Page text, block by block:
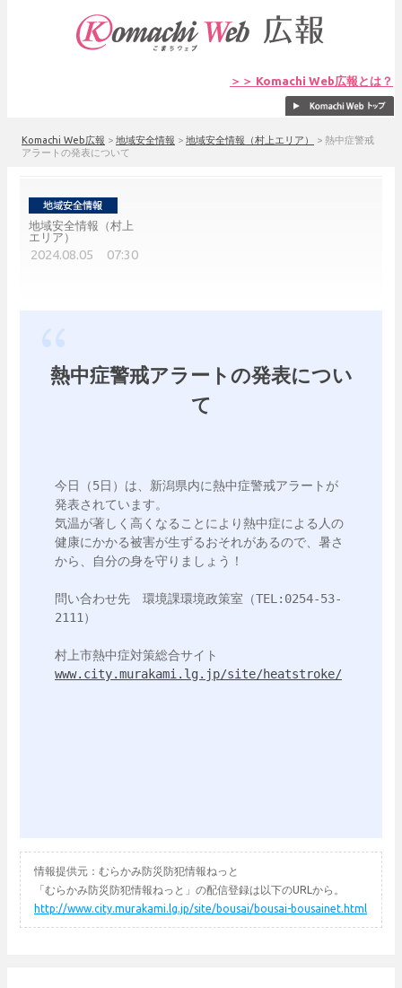
＞＞ Komachi Web広報とは？
Komachi Web広報 > 地域安全情報 > 地域安全情報（村上エリア） > 熱中症警戒
アラートの発表について
地域安全情報（村上
エリア）
2024.08.05 07:30
熱中症警戒アラートの発表につい
て
今日（5日）は、新潟県内に熱中症警戒アラートが
発表されています。
気温が著しく高くなることにより熱中症による人の
健康にかかる被害が生ずるおそれがあるので、暑さ
から、自分の身を守りましょう！
問い合わせ先　環境課環境政策室（TEL:0254-53-
2111）
www.city.murakami.lg.jp/site/heatstroke/
情報提供元：むらかみ防災防犯情報ねっと
「むらかみ防災防犯情報ねっと」の配信登録は以下のURLから。
http://www.city.murakami.lg.jp/site/bousai/bousai-bousainet.html